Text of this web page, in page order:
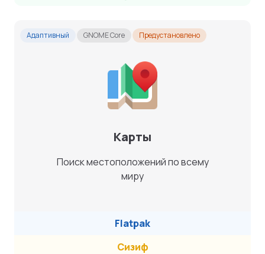
Адаптивный GNOME Core Предустановлено
Карты
Поиск местоположений по всему
миру
Flatpak
Сизиф